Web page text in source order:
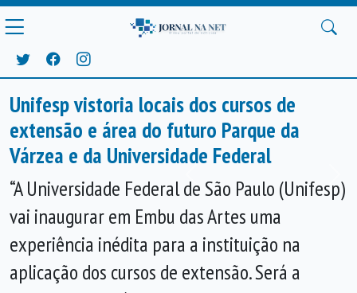
Unifesp vistoria locais dos cursos de
extensão e área do futuro Parque da
Várzea e da Universidade Federal
Anterior
“A Universidade Federal de São Paulo (Unifesp)
vai inaugurar em Embu das Artes uma
experiência inédita para a instituição na
aplicação dos cursos de extensão. Será a